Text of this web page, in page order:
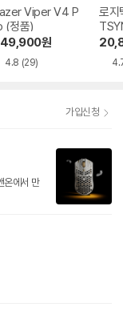
Viper V4 P
(정품)
원
4.8 (29)
로지
가입신청
온에서 만